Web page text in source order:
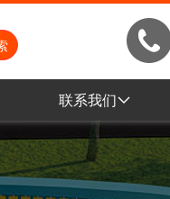
联系我们
联系我们
营销网络